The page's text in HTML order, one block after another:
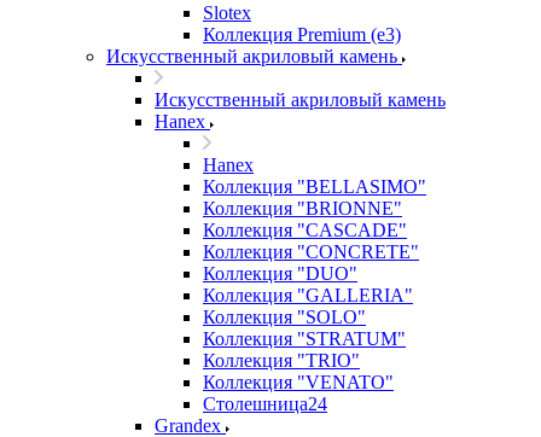
Slotex
Коллекция Premium (e3)
Искусственный акриловый камень
Искусственный акриловый камень
Hanex
Hanex
Коллекция "BELLASIMO"
Коллекция "BRIONNE"
Коллекция "CASCADE"
Коллекция "CONCRETE"
Коллекция "DUO"
Коллекция "GALLERIA"
Коллекция "SOLO"
Коллекция "STRATUM"
Коллекция "TRIO"
Коллекция "VENATO"
Столешница24
Grandex